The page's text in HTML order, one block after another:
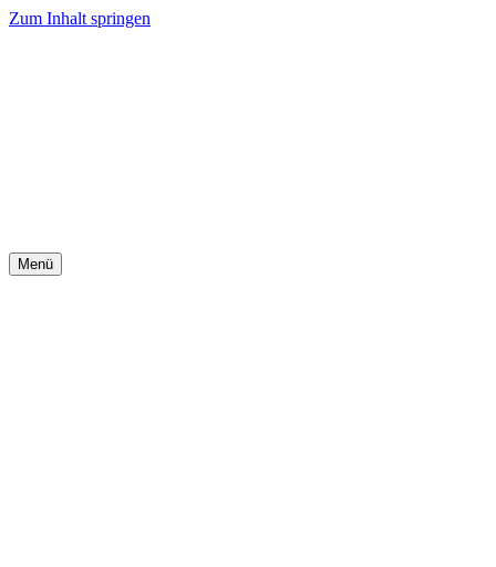
Zum Inhalt springen
Menü